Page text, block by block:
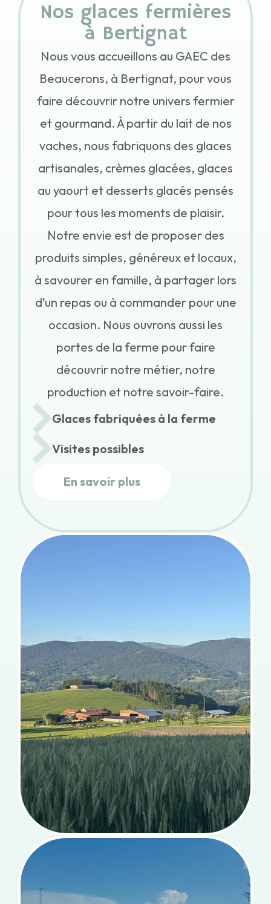
Nos glaces fermières
à Bertignat
Nous vous accueillons au GAEC des
Beaucerons, à Bertignat, pour vous
faire découvrir notre univers fermier
et gourmand. À partir du lait de nos
vaches, nous fabriquons des glaces
artisanales, crèmes glacées, glaces
au yaourt et desserts glacés pensés
pour tous les moments de plaisir.
Notre envie est de proposer des
produits simples, généreux et locaux,
à savourer en famille, à partager lors
d’un repas ou à commander pour une
occasion. Nous ouvrons aussi les
portes de la ferme pour faire
découvrir notre métier, notre
production et notre savoir-faire.
Glaces fabriquées à la ferme
Visites possibles
En savoir plus